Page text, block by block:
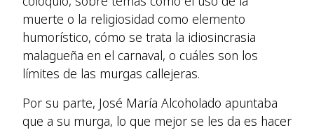
muerte o la religiosidad como elemento
humorístico, cómo se trata la idiosincrasia
malagueña en el carnaval, o cuáles son los
límites de las murgas callejeras.
Por su parte, José María Alcoholado apuntaba
que a su murga, lo que mejor se les da es hacer